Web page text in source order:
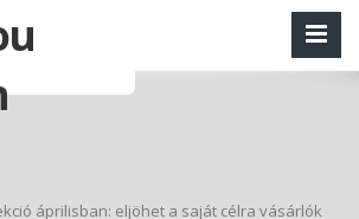
áprilisban: eljöhet a saját célra vásárlók